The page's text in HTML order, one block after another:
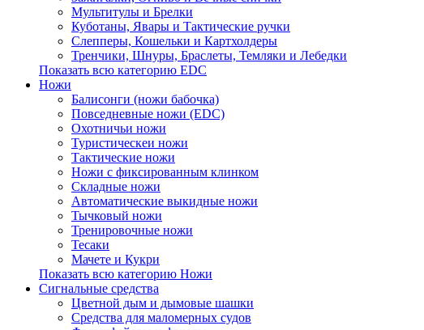
Мультитулы и Брелки
Куботаны, Явары и Тактические ручки
Слепперы, Кошельки и Картхолдеры
Тренчики, Шнуры, Браслеты, Темляки и Лебедки
Показать всю категорию EDC
Ножи
Балисонги (ножи бабочка)
Повседневные ножи (EDC)
Охотничьи ножи
Туристическеи ножи
Тактические ножи
Ножи с фиксированным клинком
Складные ножи
Автоматические выкидные ножи
Тычковый ножи
Тренировочные ножи
Тесаки
Мачете и Кукри
Показать всю категорию Ножи
Сигнальные средства
Цветной дым и дымовые шашки
Средства для маломерных судов